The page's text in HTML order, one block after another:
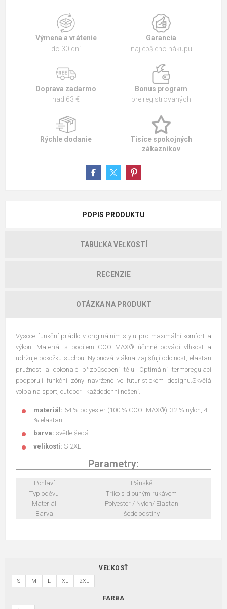
Výmena a vrátenie
do 30 dní
Garancia
najlepšieho nákupu
Doprava zadarmo
nad 63 €
Bonus program
pre registrovaných
Rýchle dodanie
Tisíce spokojných
zákazníkov
POPIS PRODUKTU
TABUĽKA VEĽKOSTÍ
RECENZIE
OTÁZKA NA PRODUKT
Vysoce funkční prádlo v originálním stylu pro maximální komfort a
výkon. Materiál s podílem COOLMAX® účinně odvádí vlhkost a
udržuje pokožku suchou. Nylonová vlákna zajišťují odolnost, elastan
pružnost a dokonalé přizpůsobení tělu. Optimální termoregulaci
podporují funkční zóny navržené ve futuristickém designu.Skvělá
volba na sport, outdoor i každodenní nošení.
materiál: 64 % polyester (100 % COOLMAX®), 32 % nylon, 4
% elastan
barva: světle šedá
velikosti: S-2XL
Parametry:
Pohlaví
Pánské
Typ oděvu
Triko s dlouhým rukávem
Materiál
Polyester / Nylon/ Elastan
Barva
šedé odstíny
VEĽKOSŤ
S M L XL 2XL
FARBA